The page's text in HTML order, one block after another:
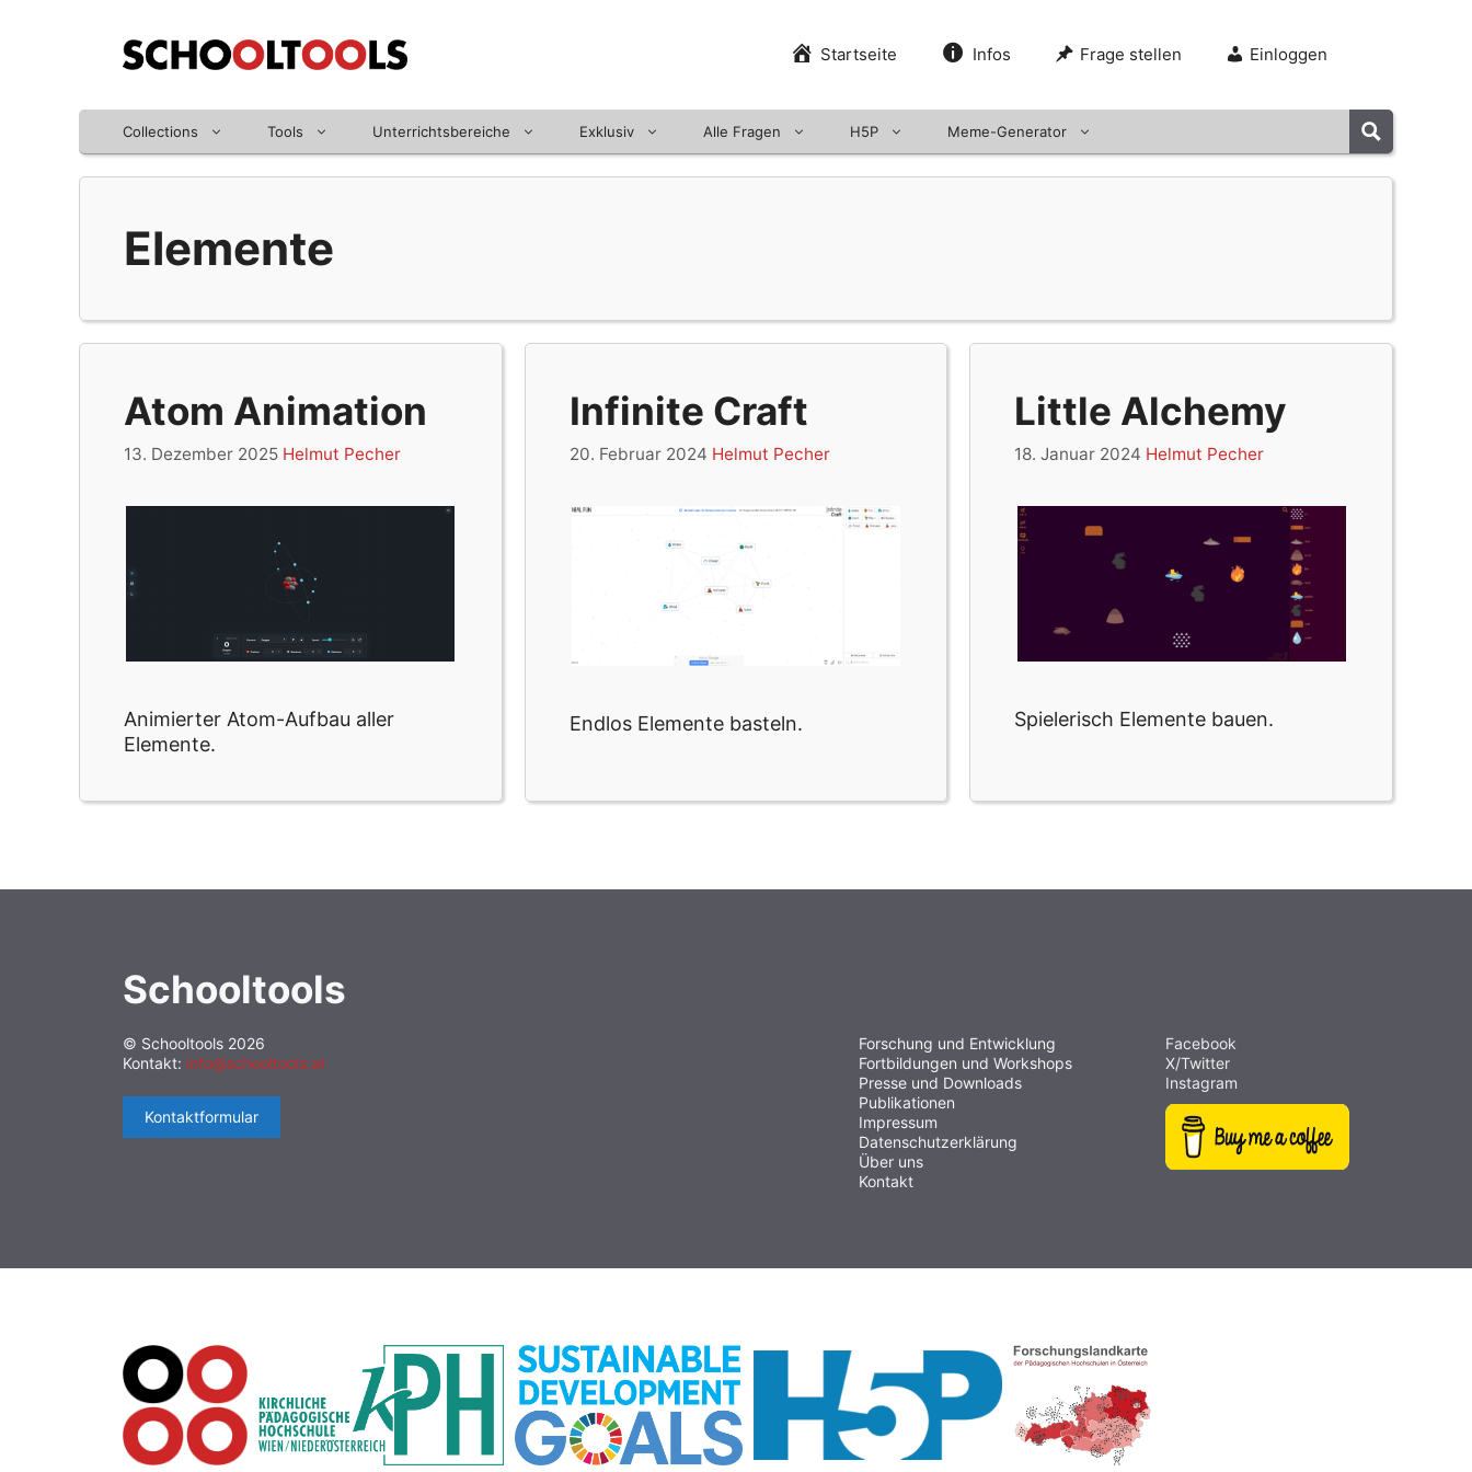
Startseite Infos Frage stellen Einloggen
Collections Tools Unterrichtsbereiche Exklusiv Alle Fragen H5P Meme-Generator
Elemente
Atom Animation
13. Dezember 2025 Helmut Pecher
Animierter Atom-Aufbau aller
Elemente.
Infinite Craft
20. Februar 2024 Helmut Pecher
Endlos Elemente basteln.
Little Alchemy
18. Januar 2024 Helmut Pecher
Spielerisch Elemente bauen.
Schooltools
© Schooltools 2026
Kontakt: info@schooltools.at
Kontaktformular
Forschung und Entwicklung
Fortbildungen und Workshops
Presse und Downloads
Publikationen
Impressum
Datenschutzerklärung
Über uns
Kontakt
Facebook
X/Twitter
Instagram